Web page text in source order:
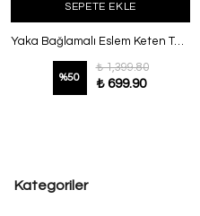
SEPETE EKLE
Yaka Bağlamalı Eslem Keten Tunik Sarı
%50
₺ 1,399.80
₺ 699.90
Kategoriler